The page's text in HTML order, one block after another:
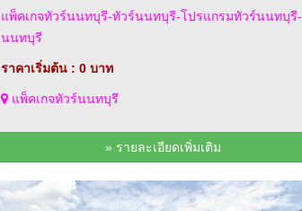
แพ็คเกจทัวร์นนทบุรี-ทัวร์นนทบุรี-โปรแกรมทัวร์นนทบุรี-
นนทบุรี
ราคาเริ่มต้น : 0 บาท
แพ็คเกจทัวร์นนทบุรี
» รายละเอียดเพิ่มเติม